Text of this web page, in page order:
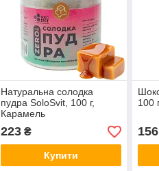
Натуральна солодка
пудра SoloSvit, 100 г,
Карамель
223₴
Купити
100
156